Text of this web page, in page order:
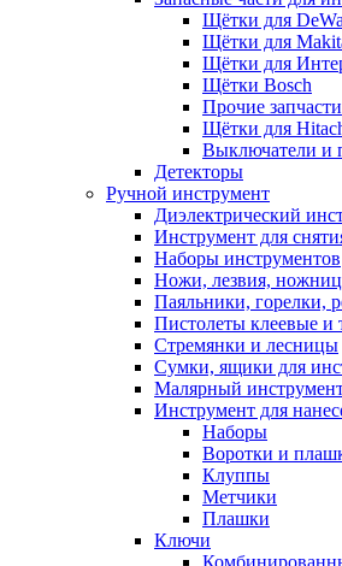
Щётки для
Щётки для
Щётки для
Щётки Bosch
Прочие запчасти
Щётки для
Выключатели и
Детекторы
Ручной инструмент
Диэлектрический
Инструмент для
Наборы инструментов
Ножи, лезвия,
Паяльники, горелки,
Пистолеты клеевые и
Стремянки и лесницы
Сумки, ящики для
Малярный
Инструмент для
Наборы
Воротки и
Клуппы
Метчики
Плашки
Ключи